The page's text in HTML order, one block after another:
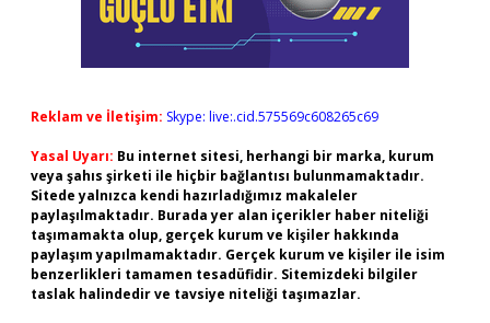
Reklam ve İletişim: Skype: live:.cid.575569c608265c69
Yasal Uyarı: Bu internet sitesi, herhangi bir marka, kurum
veya şahıs şirketi ile hiçbir bağlantısı bulunmamaktadır.
Sitede yalnızca kendi hazırladığımız makaleler
paylaşılmaktadır. Burada yer alan içerikler haber niteliği
taşımamakta olup, gerçek kurum ve kişiler hakkında
paylaşım yapılmamaktadır. Gerçek kurum ve kişiler ile isim
benzerlikleri tamamen tesadüfidir. Sitemizdeki bilgiler
taslak halindedir ve tavsiye niteliği taşımazlar.